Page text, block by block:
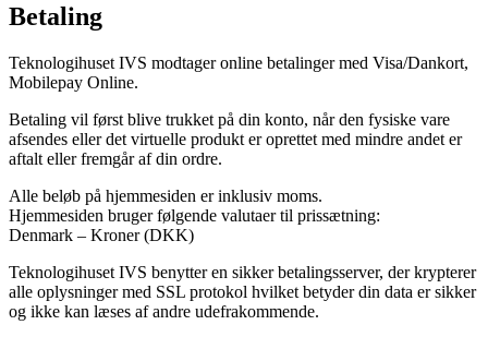
Betaling
Teknologihuset IVS modtager online betalinger med Visa/Dankort,
Mobilepay Online.
Betaling vil først blive trukket på din konto, når den fysiske vare
afsendes eller det virtuelle produkt er oprettet med mindre andet er
aftalt eller fremgår af din ordre.
Alle beløb på hjemmesiden er inklusiv moms.
Hjemmesiden bruger følgende valutaer til prissætning:
Denmark – Kroner (DKK)
Teknologihuset IVS benytter en sikker betalingsserver, der krypterer
alle oplysninger med SSL protokol hvilket betyder din data er sikker
og ikke kan læses af andre udefrakommende.